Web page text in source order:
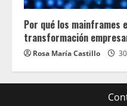
Por qué los mainframes
transformación
Rosa María Castillo